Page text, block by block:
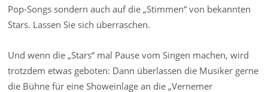
Pop-Songs sondern auch auf die „Stimmen“ von bekannten
Stars. Lassen Sie sich überraschen.
Und wenn die „Stars“ mal Pause vom Singen machen, wird
trotzdem etwas geboten: Dann überlassen die Musiker gerne
die Bühne für eine Showeinlage an die „Vernemer